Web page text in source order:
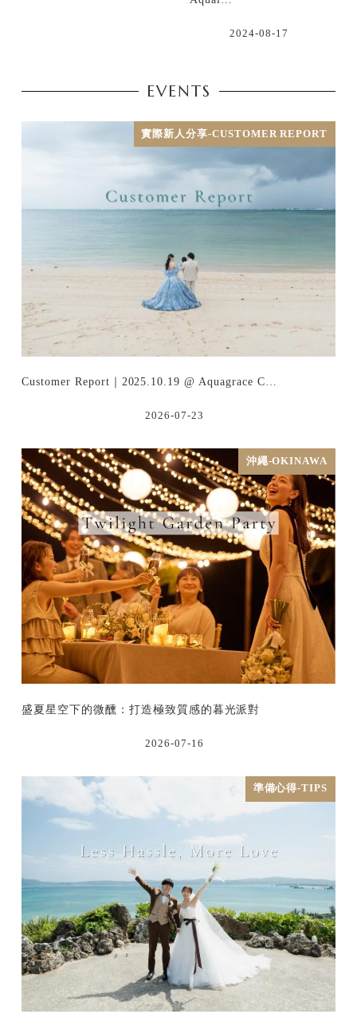
2024-08-17
EVENTS
實際新人分享-CUSTOMER REPORT
Customer Report｜2025.10.19 @ Aquagrace C…
2026-07-23
沖繩-OKINAWA
盛夏星空下的微醺：打造極致質感的暮光派對
2026-07-16
準備心得-TIPS